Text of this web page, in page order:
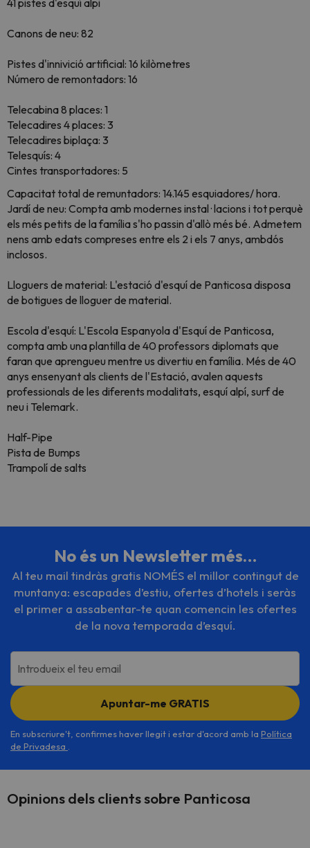
41 pistes d'esquí alpi
Canons de neu: 82
Pistes d'innivició artificial: 16 kilòmetres
Número de remontadors: 16
Telecabina 8 places: 1
Telecadires 4 places: 3
Telecadires biplaça: 3
Telesquís: 4
Cintes transportadores: 5
Capacitat total de remuntadors: 14.145 esquiadores/ hora.
Jardí de neu: Compta amb modernes instal · lacions i tot perquè
els més petits de la família s'ho passin d'allò més bé. Admetem
nens amb edats compreses entre els 2 i els 7 anys, ambdós
inclosos.
Lloguers de material: L'estació d'esquí de Panticosa disposa
de botigues de lloguer de material.
Escola d'esquí: L'Escola Espanyola d'Esquí de Panticosa,
compta amb una plantilla de 40 professors diplomats que
faran que aprengueu mentre us divertiu en família. Més de 40
anys ensenyant als clients de l'Estació, avalen aquests
professionals de les diferents modalitats, esquí alpí, surf de
neu i Telemark.
Half-Pipe
Pista de Bumps
Trampolí de salts
No és un Newsletter més…
Al teu mail tindràs gratis NOMÉS el millor contingut de
muntanya: escapades d’estiu, ofertes d’hotels i seràs
el primer a assabentar-te quan comencin les ofertes
de la nova temporada d’esquí.
Introdueix el teu email
Apuntar-me GRATIS
En subscriure't, confirmes haver llegit i estar d'acord amb la Política
de Privadesa
Opinions dels clients sobre Panticosa